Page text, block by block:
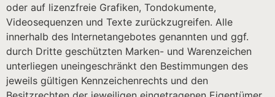
oder auf lizenzfreie Grafiken, Tondokumente,
Videosequenzen und Texte zurückzugreifen. Alle
innerhalb des Internetangebotes genannten und ggf.
durch Dritte geschützten Marken- und Warenzeichen
unterliegen uneingeschränkt den Bestimmungen des
jeweils gültigen Kennzeichenrechts und den